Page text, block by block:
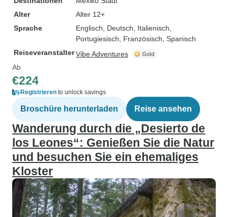
Alter
Alter 12+
Sprache
Englisch, Deutsch, Italienisch,
Portugiesisch, Französisch, Spanisch
ReiseveranstalterVibe Adventures
Ab
€224
Registrieren to unlock savings
Broschüre herunterladen Reise ansehen
Wanderung durch die „Desierto de
los Leones“: Genießen Sie die Natur
und besuchen Sie ein ehemaliges
Kloster